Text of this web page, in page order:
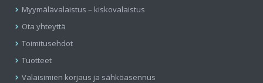
Myymälävalaistus – kiskovalaistus
Ota yhteyttä
Toimitusehdot
Tuotteet
Valaisimien korjaus ja sähköasennus